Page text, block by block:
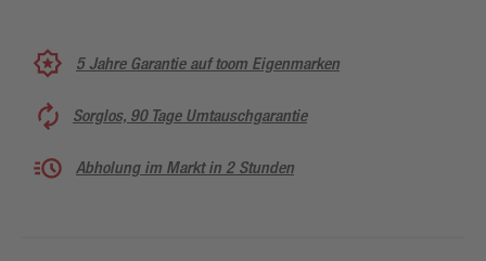
5 Jahre Garantie auf toom Eigenmarken
Sorglos, 90 Tage Umtauschgarantie
Abholung im Markt in 2 Stunden